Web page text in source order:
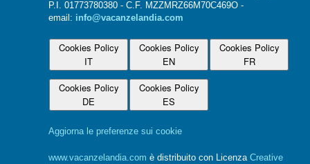
P.I. 01773780380 - C.F. MZZMRZ66M70C469O -
email: info@vacanzelandia.com
Cookies Policy
IT
Cookies Policy
EN
Cookies Policy
FR
Cookies Policy
DE
Cookies Policy
ES
Aggiorna le preferenze sui cookie
www.vacanzelandia.com è distribuito con Licenza Creative